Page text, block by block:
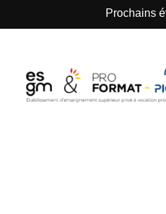
Prochains
24 Mar 2023|